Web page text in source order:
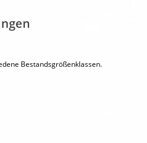
Bestandsgrößenklassen.